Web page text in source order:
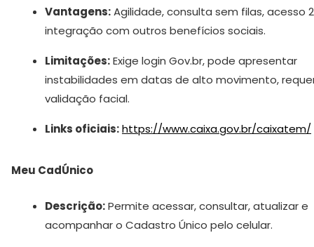
Vantagens:Agilidade, consulta sem filas, acesso
integração com outros benefícios sociais.
Limitações:Exige login Gov.br, pode apresentar
instabilidades em datas de alto movimento,
validação facial.
Links oficiais:https://www.caixa.gov.br/caixatem/
Meu CadÚnico
Descrição:Permite acessar, consultar, atualizar e
acompanhar o Cadastro Único pelo celular.